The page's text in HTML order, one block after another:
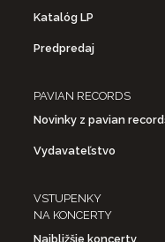
Katalóg LP
Predpredaj
PAVIAN RECORDS
Novinky z pavian
Vydavateľstvo
VSTUPENKY
NA KONCERTY
Najbližšie koncerty